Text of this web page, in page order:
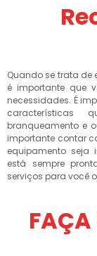
Quando se trata de
é importante que
necessidades. É
características
branqueamento e
importante contar
equipamento seja
está sempre
serviços para você